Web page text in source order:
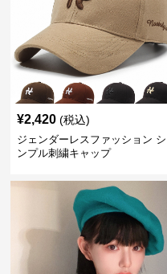
¥2,420 (税込)
ジェンダーレスファッション シ
ンプル刺繍キャップ